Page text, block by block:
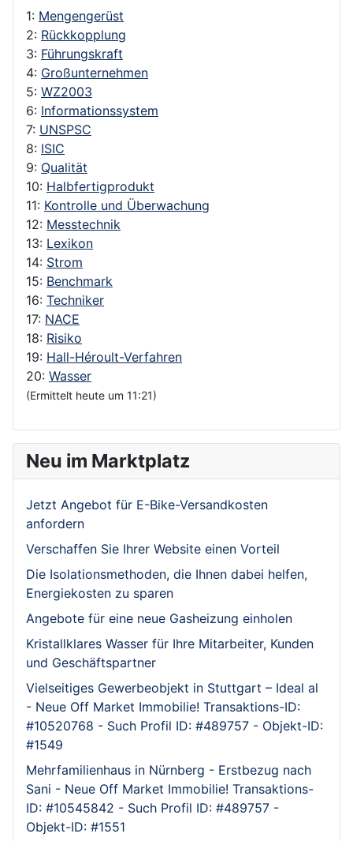
1: Mengengerüst
2: Rückkopplung
3: Führungskraft
4: Großunternehmen
5: WZ2003
6: Informationssystem
7: UNSPSC
8: ISIC
9: Qualität
10: Halbfertigprodukt
11: Kontrolle und Überwachung
12: Messtechnik
13: Lexikon
14: Strom
15: Benchmark
16: Techniker
17: NACE
18: Risiko
19: Hall-Héroult-Verfahren
20: Wasser
(Ermittelt heute um 11:21)
Neu im Marktplatz
Jetzt Angebot für E-Bike-Versandkosten
anfordern
Verschaffen Sie Ihrer Website einen Vorteil
Die Isolationsmethoden, die Ihnen dabei helfen,
Energiekosten zu sparen
Angebote für eine neue Gasheizung einholen
Kristallklares Wasser für Ihre Mitarbeiter, Kunden
und Geschäftspartner
Vielseitiges Gewerbeobjekt in Stuttgart – Ideal al
- Neue Off Market Immobilie! Transaktions-ID:
#10520768 - Such Profil ID: #489757 - Objekt-ID:
#1549
Mehrfamilienhaus in Nürnberg - Erstbezug nach
Sani - Neue Off Market Immobilie! Transaktions-
ID: #10545842 - Such Profil ID: #489757 -
Objekt-ID: #1551